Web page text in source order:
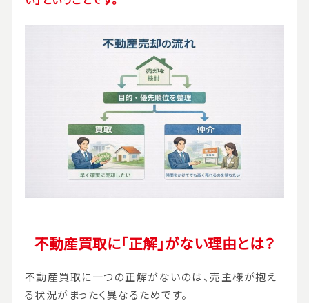
不動産買取に「正解」がない理由とは？
不動産買取に一つの正解がないのは、売主様が抱え
る状況がまったく異なるためです。